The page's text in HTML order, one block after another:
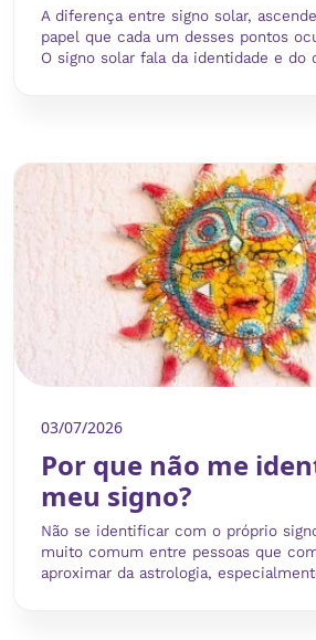
A diferença entre signo solar,
papel que cada um desses pontos
O signo solar fala da identidade e do
03/07/2026
Por que não me
meu signo?
Não se identificar com o próprio
muito comum entre pessoas que
aproximar da astrologia,